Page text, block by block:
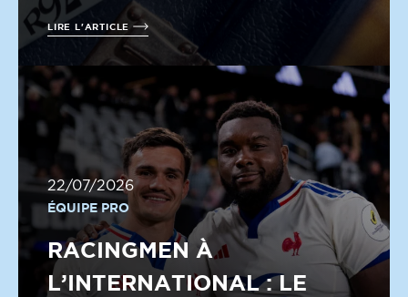
LIRE L'ARTICLE
22/07/2026
ÉQUIPE PRO
RACINGMEN À
L’INTERNATIONAL : LE